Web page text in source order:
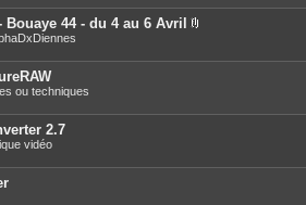
è
c
e
s
j
o
i
n
t
e
s
44 - du 4 au 6 Avril
è
j
t
ou techniques
2.7
vidéo